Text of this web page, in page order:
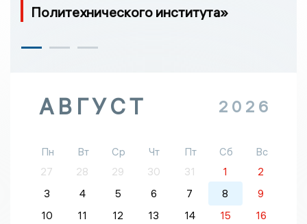
Политехнического института»
АВГУСТ 2026
Пн Вт Ср Чт Пт Сб
Вс
27
28 29 30 31 1
2
3
4 5 6 7 8
9
10
11 12 13 14 15
16